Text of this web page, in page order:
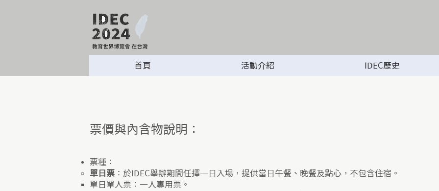
首頁 活動介紹 IDEC歷史
​​票價與內含物說明：
票種：
單日票 ：於IDEC舉辦期間任擇一日入場，提供當日午餐、晚餐及點心，不包含住宿。
單日單人票：一人專用票。